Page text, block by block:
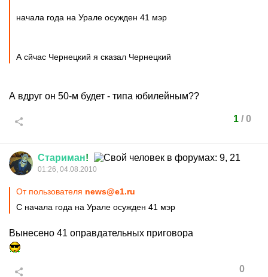
начала года на Урале осужден 41 мэр
А сйчас Чернецкий я сказал Чернецкий
А вдруг он 50-м будет - типа юбилейным??
1/ 0
Стариман!
01:26, 04.08.2010
От пользователя news@e1.ru
С начала года на Урале осужден 41 мэр
Вынесено 41 оправдательных приговора
0